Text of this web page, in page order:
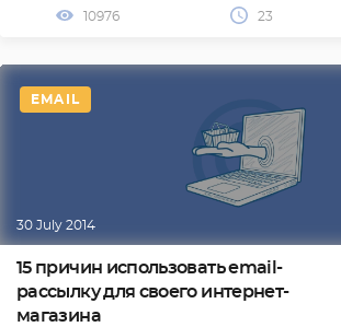
10976 23
EMAIL
30 July 2014
15 причин использовать email-
рассылку для своего интернет-
магазина